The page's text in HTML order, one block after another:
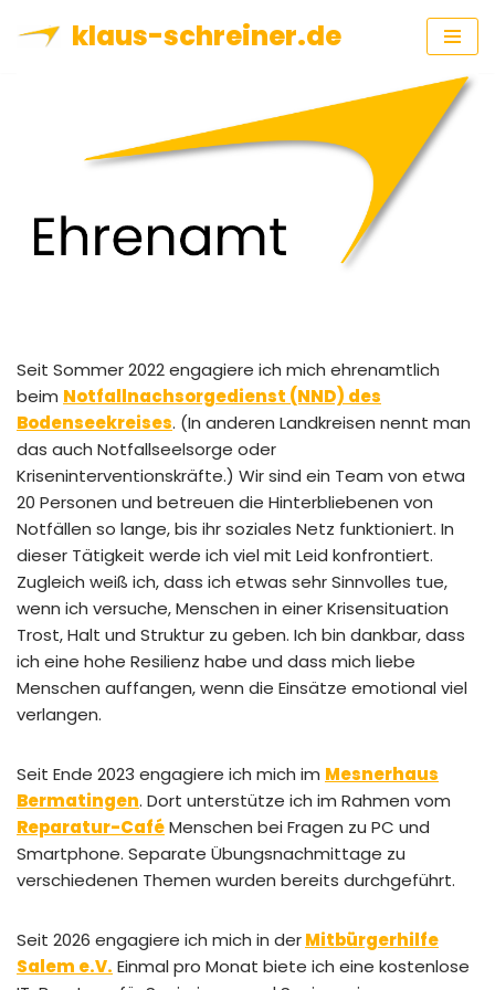
klaus-schreiner.de
Seit Sommer 2022 engagiere ich mich ehrenamtlich
beim Notfallnachsorgedienst (NND) des
Bodenseekreises. (In anderen Landkreisen nennt man
das auch Notfallseelsorge oder
Kriseninterventionskräfte.) Wir sind ein Team von etwa
20 Personen und betreuen die Hinterbliebenen von
Notfällen so lange, bis ihr soziales Netz funktioniert. In
dieser Tätigkeit werde ich viel mit Leid konfrontiert.
Zugleich weiß ich, dass ich etwas sehr Sinnvolles tue,
wenn ich versuche, Menschen in einer Krisensituation
Trost, Halt und Struktur zu geben. Ich bin dankbar, dass
ich eine hohe Resilienz habe und dass mich liebe
Menschen auffangen, wenn die Einsätze emotional viel
verlangen.
Seit Ende 2023 engagiere ich mich im Mesnerhaus
Bermatingen. Dort unterstütze ich im Rahmen vom
Reparatur-CaféMenschen bei Fragen zu PC und
Smartphone. Separate Übungsnachmittage zu
verschiedenen Themen wurden bereits durchgeführt.
Seit 2026 engagiere ich mich in derMitbürgerhilfe
Salem e.V. Einmal pro Monat biete ich eine kostenlose